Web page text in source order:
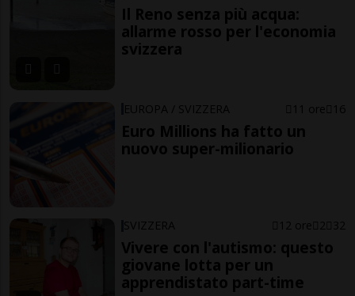
Il Reno senza più acqua:
allarme rosso per l'economia
svizzera
EUROPA / SVIZZERA 11 ore 16
Euro Millions ha fatto un
nuovo super-milionario
SVIZZERA 12 ore 2 32
Vivere con l'autismo: questo
giovane lotta per un
apprendistato part-time